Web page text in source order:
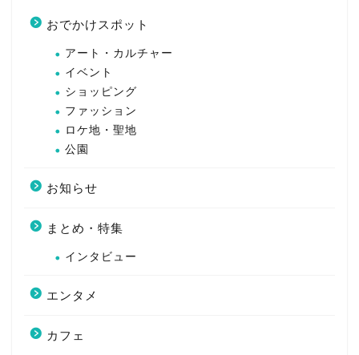
おでかけスポット
アート・カルチャー
イベント
ショッピング
ファッション
ロケ地・聖地
公園
お知らせ
まとめ・特集
インタビュー
エンタメ
カフェ